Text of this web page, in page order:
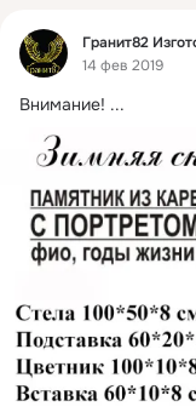
Фид
Гранит82
14 фев 2019
Внимание! ...